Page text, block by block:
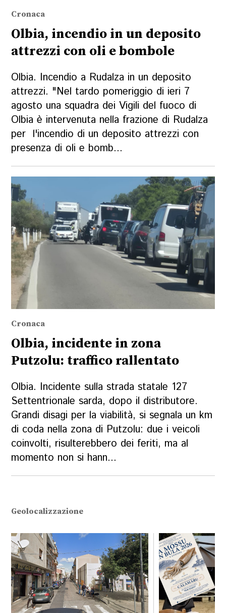
Cronaca
Olbia, incendio in un deposito
attrezzi con oli e bombole
Olbia. Incendio a Rudalza in un deposito
attrezzi. "Nel tardo pomeriggio di ieri 7
agosto una squadra dei Vigili del fuoco di
Olbia è intervenuta nella frazione di Rudalza
per l'incendio di un deposito attrezzi con
presenza di oli e bomb...
Cronaca
Olbia, incidente in zona
Putzolu: traffico rallentato
Olbia. Incidente sulla strada statale 127
Settentrionale sarda, dopo il distributore.
Grandi disagi per la viabilità, si segnala un km
di coda nella zona di Putzolu: due i veicoli
coinvolti, risulterebbero dei feriti, ma al
momento non si hann...
Geolocalizzazione